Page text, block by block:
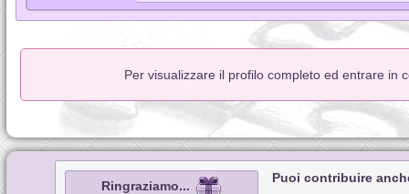
Per visualizzare il profilo completo ed entrare in
Ringraziamo...
Puoi contribuire